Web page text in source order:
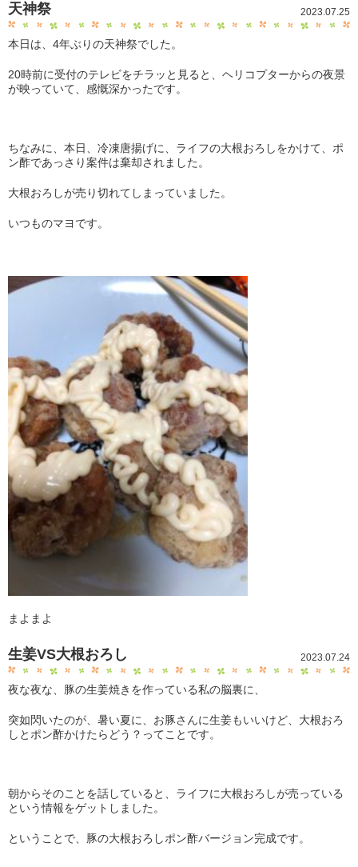
2023.07.25
天神祭
本日は、4年ぶりの天神祭でした。
20時前に受付のテレビをチラッと見ると、ヘリコプターからの夜景
が映っていて、感慨深かったです。
ちなみに、本日、冷凍唐揚げに、ライフの大根おろしをかけて、ポ
ン酢であっさり案件は棄却されました。
大根おろしが売り切れてしまっていました。
いつものマヨです。
まよまよ
2023.07.24
生姜VS大根おろし
夜な夜な、豚の生姜焼きを作っている私の脳裏に、
突如閃いたのが、暑い夏に、お豚さんに生姜もいいけど、大根おろ
しとポン酢かけたらどう？ってことです。
朝からそのことを話していると、ライフに大根おろしが売っている
という情報をゲットしました。
ということで、豚の大根おろしポン酢バージョン完成です。